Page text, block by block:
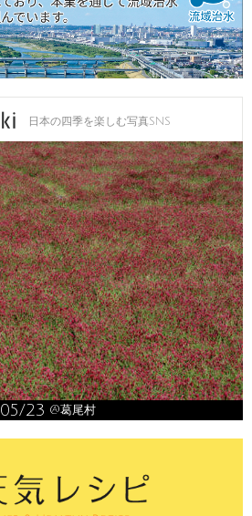
日本の四季を楽しむ写真SNS
05/23 @葛尾村